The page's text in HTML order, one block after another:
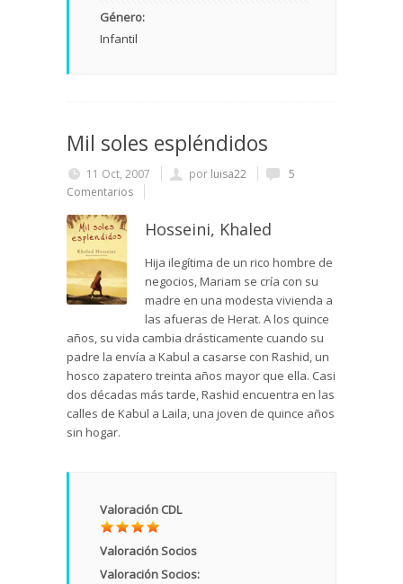
Género:
Infantil
Mil soles espléndidos
11 Oct, 2007 por luisa22
5
Comentarios
Hosseini, Khaled
Hija ilegítima de un rico hombre de
negocios, Mariam se cría con su
madre en una modesta vivienda a
las afueras de Herat. A los quince
años, su vida cambia drásticamente cuando su
padre la envía a Kabul a casarse con Rashid, un
hosco zapatero treinta años mayor que ella. Casi
dos décadas más tarde, Rashid encuentra en las
calles de Kabul a Laila, una joven de quince años
sin hogar.
Valoración CDL
Valoración Socios
Valoración Socios: